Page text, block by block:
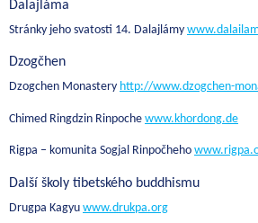
Dalajláma
Stránky jeho svatosti 14. Dalajlámy
Dzogčhen
Dzogchen Monastery http://www.dzogchen-
Chimed Ringdzin Rinpoche www.khordong.de
Rigpa – komunita Sogjal Rinpočheho
Další školy tibetského buddhismu
Drugpa Kagyu www.drukpa.org